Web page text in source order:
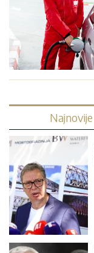
Najnovije